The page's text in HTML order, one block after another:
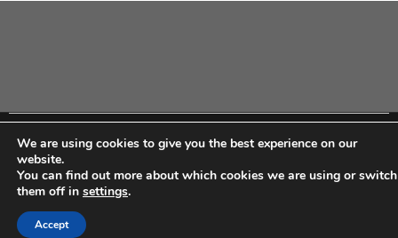
Copyright MHWeb © 2018 - Privacy & GDPR - Cookie Policy -
We are using cookies to give you the best experience on our
website.
You can find out more about which cookies we are using or switch
them off in settings.
Accept